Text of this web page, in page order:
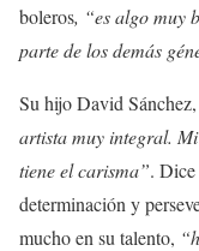
boleros, “es algo muy
parte de los demás
Su hijo David
artista muy integral.
tiene el carisma”. Dice
determinación y
mucho en su talento,